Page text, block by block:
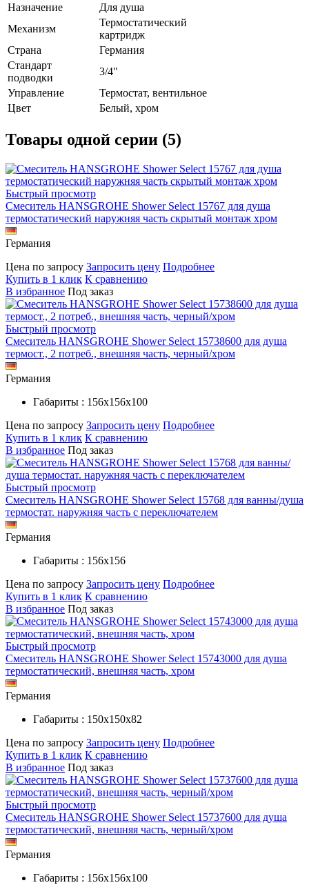
Назначение
Для душа
Механизм
Термостатический
картридж
Страна
Германия
Стандарт
подводки
3/4"
Управление
Термостат, вентильное
Цвет
Белый, хром
Товары одной серии (5)
Быстрый просмотр
Смеситель HANSGROHE Shower Select 15767 для душа
термостатический наружняя часть скрытый монтаж хром
Германия
Цена по запросу Запросить цену Подробнее
Купить в 1 клик К сравнению
В избранное Под заказ
Быстрый просмотр
Смеситель HANSGROHE Shower Select 15738600 для душа
термост., 2 потреб., внешняя часть, черный/хром
Германия
Габариты : 156х156х100
Цена по запросу Запросить цену Подробнее
Купить в 1 клик К сравнению
В избранное Под заказ
Быстрый просмотр
Смеситель HANSGROHE Shower Select 15768 для ванны/душа
термостат. наружняя часть с переключателем
Германия
Габариты : 156х156
Цена по запросу Запросить цену Подробнее
Купить в 1 клик К сравнению
В избранное Под заказ
Быстрый просмотр
Смеситель HANSGROHE Shower Select 15743000 для душа
термостатический, внешняя часть, хром
Германия
Габариты : 150х150х82
Цена по запросу Запросить цену Подробнее
Купить в 1 клик К сравнению
В избранное Под заказ
Быстрый просмотр
Смеситель HANSGROHE Shower Select 15737600 для душа
термостатический, внешняя часть, черный/хром
Германия
Габариты : 156х156х100